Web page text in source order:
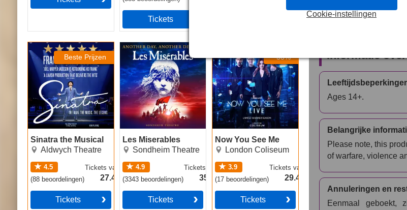
boeking per e-mail.
ervaar wat Londen en
Informatie
Ages 14+.
Belangrijke
Please note, this
of warfare, violence
Annuleringen en
Eenmaal geboekt,
Tickets
Beste Prijzen
Sinatra the Musical
Aldwych Theatre
4.5
(88beoordelingen)
Tickets vanaf
27.49€
Tickets
Sinatra the Musical
Les Miserables
Sondheim Theatre
4.9
(3343 beoordelingen)
Tickets vanaf
35.49€
Tickets
Les Miserables
-38%
Now You See Me
London Coliseum
3.9
(17 beoordelingen)
Ticketsvanaf
29.49€
Tickets
Cookie-instellingen